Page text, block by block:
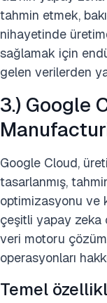
tahmin etmek,
nihayetinde
sağlamak için
gelen verilerden
3.) Google
Google Cloud,
tasarlanmış,
optimizasyonu ve
çeşitli yapay zeka
veri motoru
operasyonları
Temel